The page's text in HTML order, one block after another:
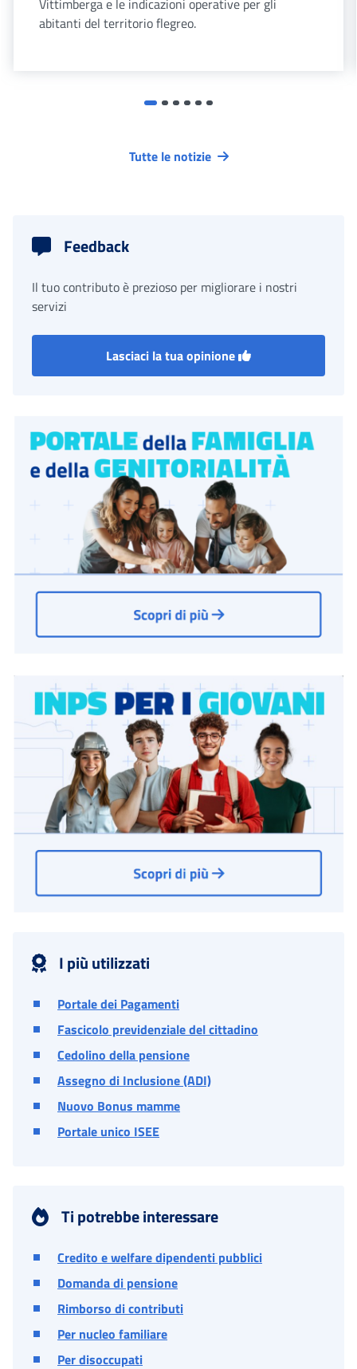
Vittimberga e le indicazioni operative per gli
abitanti del territorio flegreo.
Tutte le notizie
Feedback
Il tuo contributo è prezioso per migliorare i nostri
servizi
Lasciaci la tua opinione
I più utilizzati
Portale dei Pagamenti
Fascicolo previdenziale del cittadino
Cedolino della pensione
Assegno di Inclusione (ADI)
Nuovo Bonus mamme
Portale unico ISEE
Ti potrebbe interessare
Credito e welfare dipendenti pubblici
Domanda di pensione
Rimborso di contributi
Per nucleo familiare
Per disoccupati